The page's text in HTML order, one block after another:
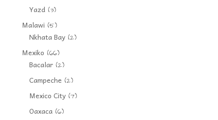
Yazd(3)
Malawi (5)
Nkhata Bay(2)
Mexiko (66)
Bacalar(2)
Campeche (2)
Mexico City(7)
Oaxaca(6)